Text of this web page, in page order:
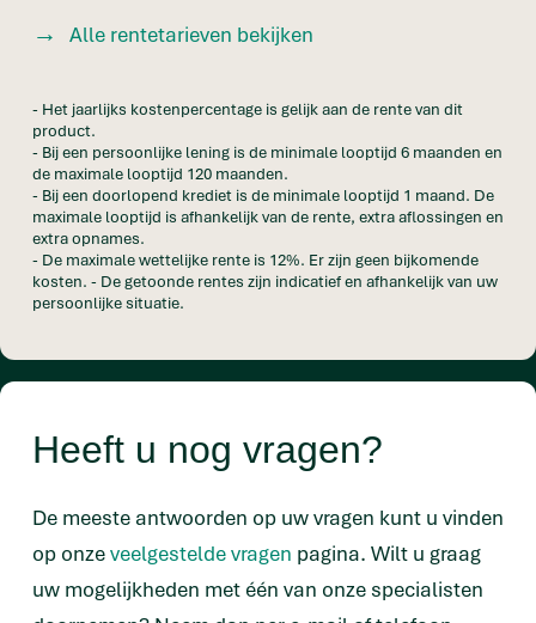
Alle rentetarieven bekijken
- Het jaarlijks kostenpercentage is gelijk aan de rente van dit
product.
- Bij een persoonlijke lening is de minimale looptijd 6 maanden en
de maximale looptijd 120 maanden.
- Bij een doorlopend krediet is de minimale looptijd 1 maand. De
maximale looptijd is afhankelijk van de rente, extra aflossingen en
extra opnames.
- De maximale wettelijke rente is 12%. Er zijn geen bijkomende
kosten. - De getoonde rentes zijn indicatief en afhankelijk van uw
persoonlijke situatie.
Heeft u nog vragen?
De meeste antwoorden op uw vragen kunt u vinden
op onzeveelgestelde vragen pagina. Wilt u graag
uw mogelijkheden met één van onze specialisten